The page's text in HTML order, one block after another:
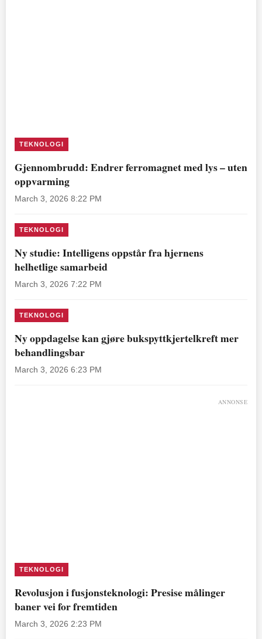
TEKNOLOGI
Gjennombrudd: Endrer ferromagnet med lys – uten
oppvarming
March 3, 2026 8:22 PM
TEKNOLOGI
Ny studie: Intelligens oppstår fra hjernens
helhetlige samarbeid
March 3, 2026 7:22 PM
TEKNOLOGI
Ny oppdagelse kan gjøre bukspyttkjertelkreft mer
behandlingsbar
March 3, 2026 6:23 PM
ANNONSE
TEKNOLOGI
Revolusjon i fusjonsteknologi: Presise målinger
baner vei for fremtiden
March 3, 2026 2:23 PM